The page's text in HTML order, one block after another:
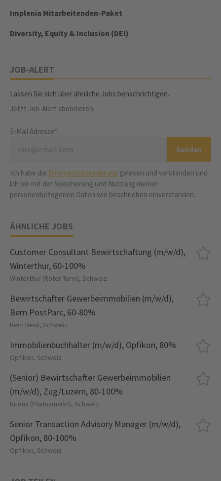
Implenia Mitarbeitenden-Paket
Diversity, Equity & Inclusion (DEI)
JOB-ALERT
Lassen Sie sich über ähnliche Jobs benachrichtigen.
Jetzt Job-Alert abonnieren
E-Mail Adresse*
Ich habe die Datenschutzerklärung gelesen und verstanden und
ich bin mit der Speicherung und Nutzung meiner
personenbezogenen Daten wie beschrieben einverstanden.
ÄHNLICHE JOBS
Customer Consultant Bewirtschaftung (m/w/d),
Winterthur, 60-100%
Winterthur (Roter Turm), Schweiz
Bewirtschafter Gewerbeimmobilien (m/w/d),
Bern PostParc, 60-80%
Bern Bewi, Schweiz
Immobilienbuchhalter (m/w/d), Opfikon, 80%
Opfikon, Schweiz
(Senior) Bewirtschafter Gewerbeimmobilien
(m/w/d), Zug/Luzern, 80-100%
Kriens (Pilatusmarkt), Schweiz
Senior Transaction Advisory Manager (m/w/d),
Opfikon, 80-100%
Opfikon, Schweiz